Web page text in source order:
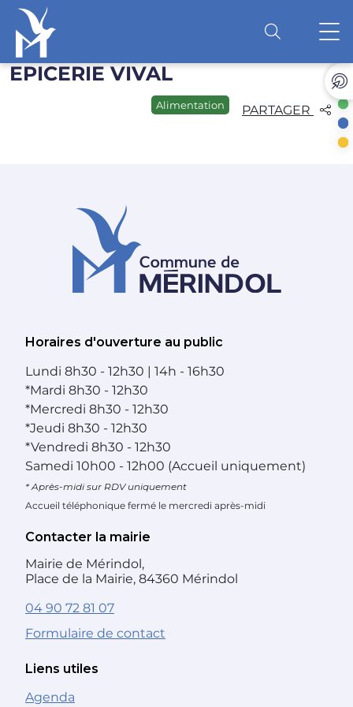
Accéder au contenu
EPICERIE VIVAL
Alimentation PARTAGER
Horaires d'ouverture au public
Lundi 8h30 - 12h30 | 14h - 16h30
*Mardi 8h30 - 12h30
*Mercredi 8h30 - 12h30
*Jeudi 8h30 - 12h30
*Vendredi 8h30 - 12h30
Samedi 10h00 - 12h00 (Accueil uniquement)
* Après-midi sur RDV uniquement
Accueil téléphonique fermé le mercredi après-midi
Contacter la mairie
Mairie de Mérindol,
Place de la Mairie, 84360 Mérindol
04 90 72 81 07
Formulaire de contact
Liens utiles
Agenda